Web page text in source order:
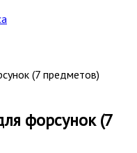
(7 предметов)
форсунок (7